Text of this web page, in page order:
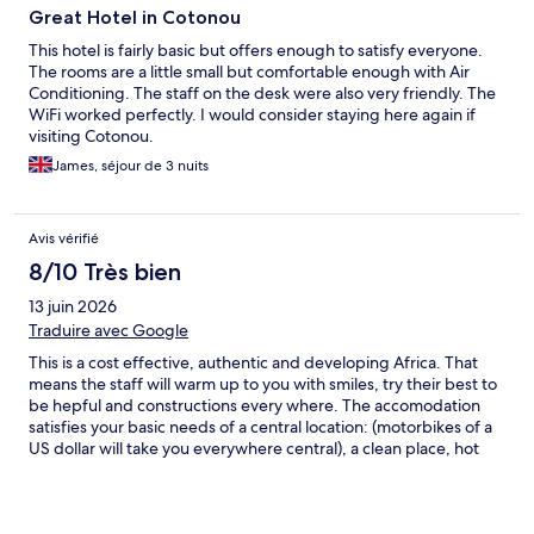
Great Hotel in Cotonou
This hotel is fairly basic but offers enough to satisfy everyone.
The rooms are a little small but comfortable enough with Air
Conditioning. The staff on the desk were also very friendly. The
WiFi worked perfectly. I would consider staying here again if
visiting Cotonou.
James, séjour de 3 nuits
Avis vérifié
8/10 Très bien
13 juin 2026
Traduire avec Google
This is a cost effective, authentic and developing Africa. That
means the staff will warm up to you with smiles, try their best to
be hepful and constructions every where. The accomodation
satisfies your basic needs of a central location: (motorbikes of a
US dollar will take you everywhere central), a clean place, hot